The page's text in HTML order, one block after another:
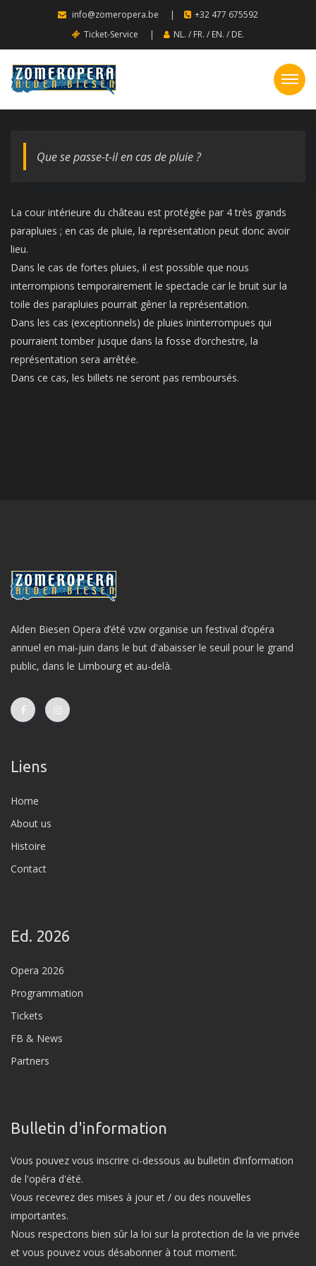
info@zomeropera.be |
+32 477 675592
Ticket-Service
| NL. / FR. / EN. / DE.
Que se passe-t-il en cas de pluie ?
La cour intérieure du château est protégée par 4 très grands
parapluies ; en cas de pluie, la représentation peut donc avoir
lieu.
Dans le cas de fortes pluies, il est possible que nous
interrompions temporairement le spectacle car le bruit sur la
toile des parapluies pourrait gêner la représentation.
Dans les cas (exceptionnels) de pluies ininterrompues qui
pourraient tomber jusque dans la fosse d’orchestre, la
représentation sera arrêtée.
Dans ce cas, les billets ne seront pas remboursés.
Alden Biesen Opera d’été vzw organise un festival d’opéra
annuel en mai-juin dans le but d'abaisser le seuil pour le grand
public, dans le Limbourg et au-delà.
Liens
Home
About us
Histoire
Contact
Ed. 2026
Opera 2026
Programmation
Tickets
FB & News
Partners
Bulletin d'information
Vous pouvez vous inscrire ci-dessous au bulletin d’information
de l'opéra d'été.
Vous recevrez des mises à jour et / ou des nouvelles
importantes.
Nous respectons bien sûr la loi sur la protection de la vie privée
et vous pouvez vous désabonner à tout moment.